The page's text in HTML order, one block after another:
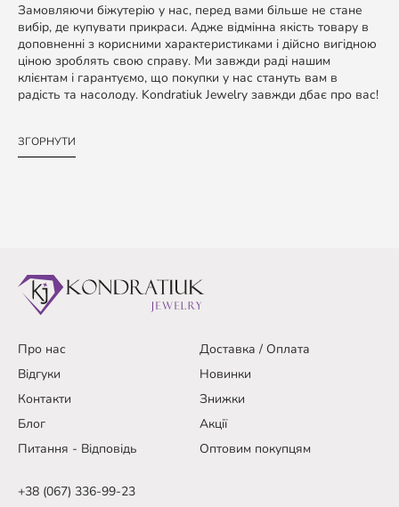
Замовляючи біжутерію у нас, перед вами більше не стане
вибір, де купувати прикраси. Адже відмінна якість товару в
доповненні з корисними характеристиками і дійсно вигідною
ціною зроблять свою справу. Ми завжди раді нашим
клієнтам і гарантуємо, що покупки у нас стануть вам в
радість та насолоду. Kondratiuk Jewelry завжди дбає про вас!
ЗГОРНУТИ
Про нас
Доставка / Оплата
Відгуки
Новинки
Контакти
Знижки
Блог
Акції
Питання - Відповідь
Оптовим покупцям
+38 (067) 336-99-23